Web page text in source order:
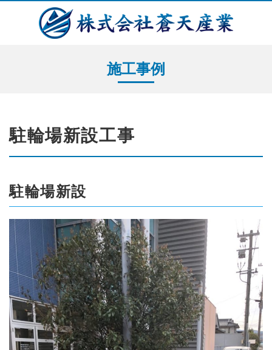
施工事例
駐輪場新設工事
駐輪場新設